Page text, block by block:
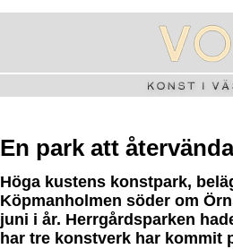
En park att
Höga kustens konstpark,
Köpmanholmen söder om
juni i år. Herrgårdsparken
har tre konstverk har kommit